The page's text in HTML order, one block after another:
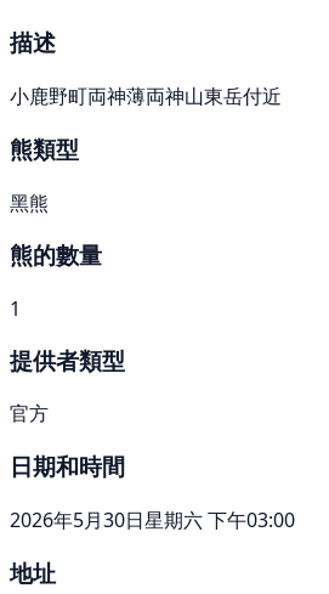
描述
小鹿野町両神薄両神山東岳付近
熊類型
黑熊
熊的數量
1
提供者類型
官方
日期和時間
2026年5月30日星期六 下午03:00
地址